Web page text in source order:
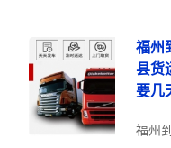
福州
县货
要几
福州